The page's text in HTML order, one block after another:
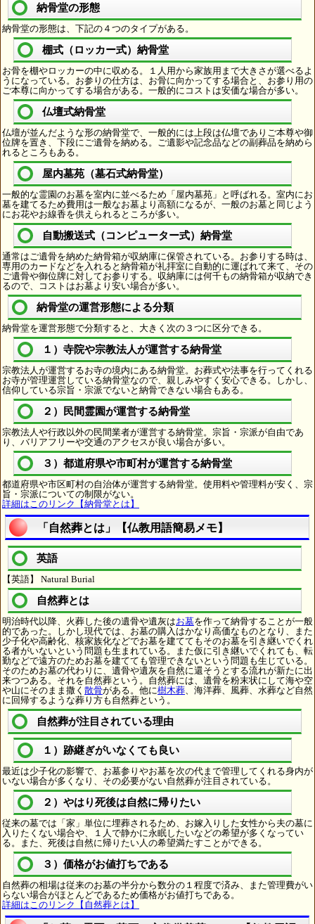
納骨堂の形態
納骨堂の形態は、下記の４つのタイプがある。
棚式（ロッカー式）納骨堂
お骨を棚やロッカーの中に収める。１人用から家族用まで大きさが選べるよ
うになっている。お参りの仕方は、お骨に向かってする場合と、お参り用の
ご本尊に向かってする場合がある。一般的にコストは安価な場合が多い。
仏壇式納骨堂
仏壇が並んだような形の納骨堂で、一般的には上段は仏壇でありご本尊や御
位牌を置き、下段にご遺骨を納める。ご遺影や記念品などの副葬品を納めら
れるところもある。
屋内墓苑（墓石式納骨堂）
一般的な霊園のお墓を室内に並べるため「屋内墓苑」と呼ばれる。室内にお
墓を建てるため費用は一般なお墓より高額になるが、一般のお墓と同じよう
にお花やお線香を供えられるところが多い。
自動搬送式（コンピューター式）納骨堂
通常はご遺骨を納めた納骨箱が収納庫に保管されている。お参りする時は、
専用のカードなどを入れると納骨箱が礼拝室に自動的に運ばれて来て、その
ご遺骨や御位牌に対してお参りする。収納庫には何千もの納骨箱が収納でき
るので、コストはお墓より安い場合が多い。
納骨堂の運営形態による分類
納骨堂を運営形態で分類すると、大きく次の３つに区分できる。
１）寺院や宗教法人が運営する納骨堂
宗教法人が運営するお寺の境内にある納骨堂。お葬式や法事を行ってくれる
お寺が管理運営している納骨堂なので、親しみやすく安心できる。しかし、
信仰している宗旨・宗派でないと納骨できない場合もある。
２）民間霊園が運営する納骨堂
宗教法人や行政以外の民間業者が運営する納骨堂。宗旨・宗派が自由であ
り、バリアフリーや交通のアクセスが良い場合が多い。
３）都道府県や市町村が運営する納骨堂
都道府県や市区町村の自治体が運営する納骨堂。使用料や管理料が安く、宗
旨・宗派についての制限がない。
詳細はこのリンク【納骨堂とは】
「自然葬とは」【仏教用語簡易メモ】
英語
【英語】 Natural Burial
自然葬とは
明治時代以降、火葬した後の遺骨や遺灰はお墓を作って納骨することが一般
的であった。しかし現代では、お墓の購入はかなり高価なものとなり、また
少子化や高齢化、核家族化などでお墓を建ててもそのお墓を引き継いでくれ
る者がいないという問題も生まれている。また仮に引き継いでくれても、転
勤などで遠方のためお墓を建てても管理できないという問題も生じている。
そのためお墓の代わりに、遺骨や遺灰を自然に還そうとする流れが新たに出
来つつある。それを自然葬という。自然葬には、遺骨を粉末状にして海や空
や山にそのまま撒く 散骨がある。他に樹木葬、海洋葬、風葬、水葬など自然
に回帰するような葬り方も自然葬という。
自然葬が注目されている理由
１）跡継ぎがいなくても良い
最近は少子化の影響で、お墓参りやお墓を次の代まで管理してくれる身内が
いない場合が多くなり、その必要がない自然葬が注目されている。
２）やはり死後は自然に帰りたい
従来の墓では「家」単位に埋葬されるため、お嫁入りした女性から夫の墓に
入りたくない場合や、１人で静かに永眠したいなどの希望が多くなってい
る。また、死後は自然に帰りたい人の希望満たすことができる。
３）価格がお値打ちである
自然葬の相場は従来のお墓の半分から数分の１程度で済み、また管理費がい
らない場合がほとんどであるため価格がお値打ちである。
詳細はこのリンク【自然葬とは】